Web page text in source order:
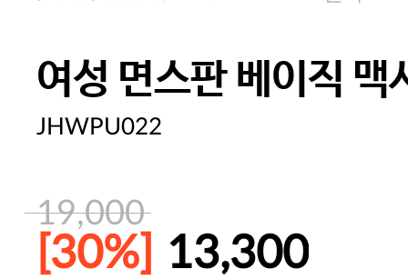
여성 면스판 베이직 맥
JHWPU022
19,000
[30%] 13,300